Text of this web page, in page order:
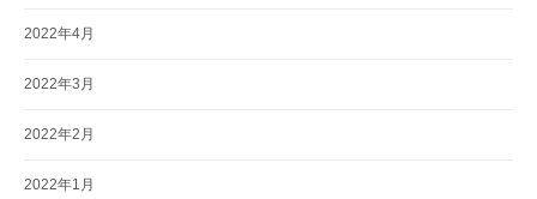
2022年4月
2022年3月
2022年2月
2022年1月